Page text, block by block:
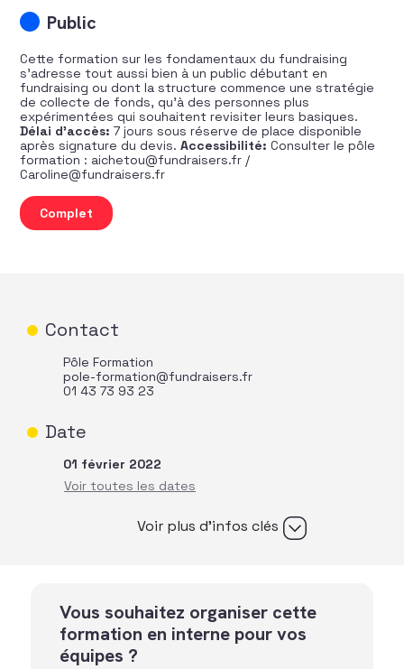
Public
Cette formation sur les fondamentaux du fundraising
s’adresse tout aussi bien à un public débutant en
fundraising ou dont la structure commence une stratégie
de collecte de fonds, qu’à des personnes plus
expérimentées qui souhaitent revisiter leurs basiques.
Délai d’accès: 7 jours sous réserve de place disponible
après signature du devis.Accessibilité: Consulter le pôle
formation : aichetou@fundraisers.fr /
Caroline@fundraisers.fr
quantité de Fondamentaux stratégiques du fundraising
Complet
Contact
Pôle Formation
pole-formation@fundraisers.fr
01 43 73 93 23
Date
01 février 2022
Voir plus d’infos clés
Vous souhaitez organiser cette
formation en interne pour vos
équipes ?